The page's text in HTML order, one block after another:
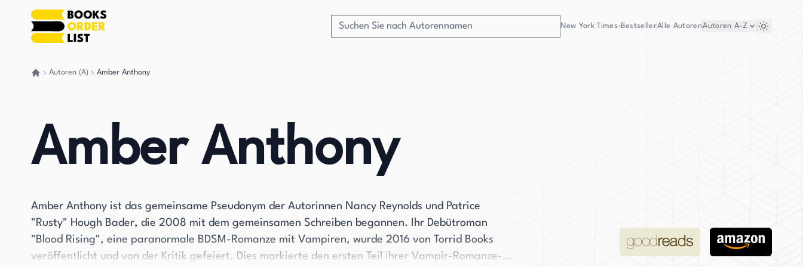
New York Times-BestsellerAlle AutorenAutoren A-Z
Autoren (A) Amber Anthony
Amber Anthony
Amber Anthony ist das gemeinsame Pseudonym der Autorinnen Nancy Reynolds und Patrice
"Rusty" Hough Bader, die 2008 mit dem gemeinsamen Schreiben begannen. Ihr Debütroman
"Blood Rising", eine paranormale BDSM-Romanze mit Vampiren, wurde 2016 von Torrid Books
veröffentlicht und von der Kritik gefeiert. Dies markierte den ersten Teil ihrer Vampir-Romanze-